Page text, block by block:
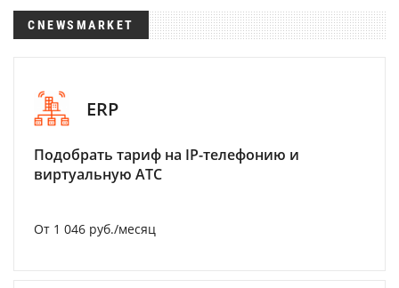
CNEWSMARKET
ERP
Подобрать тариф на IP-телефонию и
виртуальную АТС
От 1 046 руб./месяц